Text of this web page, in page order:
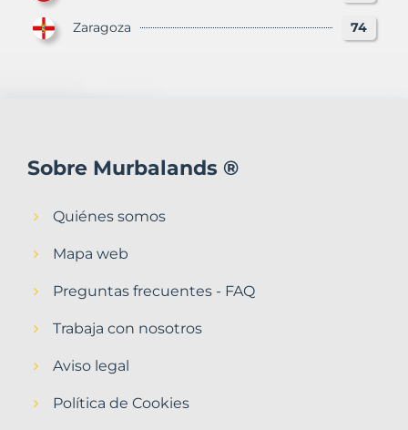
Zaragoza 74
Sobre Murbalands ®
Quiénes somos
Mapa web
Preguntas frecuentes - FAQ
Trabaja con nosotros
Aviso legal
Política de Cookies